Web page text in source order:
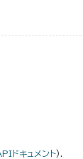
ドキュメント).